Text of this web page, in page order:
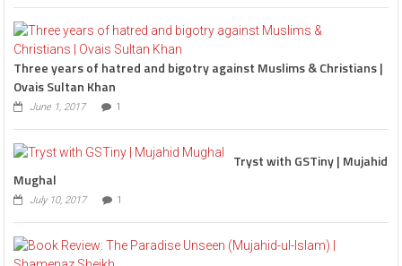
Three years of hatred and bigotry against Muslims & Christians |
Ovais Sultan Khan
June 1, 2017 1
Tryst with GSTiny | Mujahid
Mughal
July 10, 2017 1